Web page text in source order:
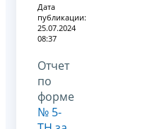
Дата
публикации:
25.07.2024
08:37
Отчет
по
форме
№ 5-